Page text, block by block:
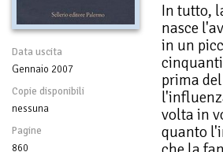
Data uscita
Gennaio 2007
Copie disponibili
nessuna
Pagine
860
In tutto,
nasce
in un
prima
volta in
quanto